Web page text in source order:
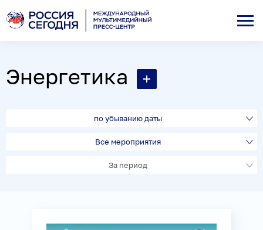
Энергетика
по убыванию даты
Все мероприятия
За период